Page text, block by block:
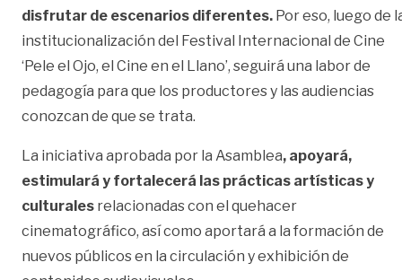
disfrutar de escenarios diferentes. Por eso, luego de
institucionalización del Festival Internacional de Cine
‘Pele el Ojo, el Cine en el Llano’, seguirá una labor de
pedagogía para que los productores y las audiencias
conozcan de que se trata.
La iniciativa aprobada por la Asamblea, apoyará,
estimulará y fortalecerá las prácticas artísticas y
culturales relacionadas con el quehacer
cinematográfico, así como aportará a la formación de
nuevos públicos en la circulación y exhibición de